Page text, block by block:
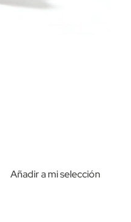
Añadir a mi selección